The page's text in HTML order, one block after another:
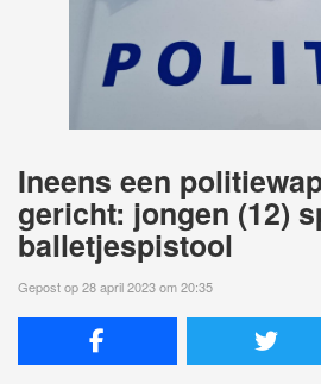
Ineens een
gericht: jongen (12)
balletjespistool
Gepost op 28 april 2023 om 20:35